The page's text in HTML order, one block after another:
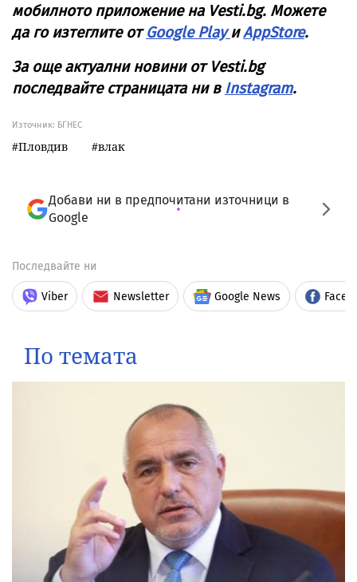
мобилното приложение на Vesti.bg. Можете
да го изтеглите отGoogle PlayиAppStore.
За още актуални новини от Vesti.bg
последвайте страницата ни в Instagram.
Източник: БГНЕС
Пловдив влак
Добави ни в предпочитани източници в
Google
Последвайте ни
Viber Newsletter Google News
По темата